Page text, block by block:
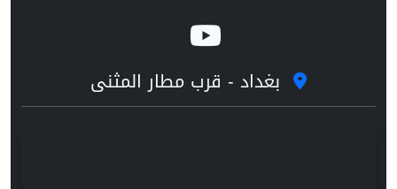
بغداد - قرب مطار المثنى